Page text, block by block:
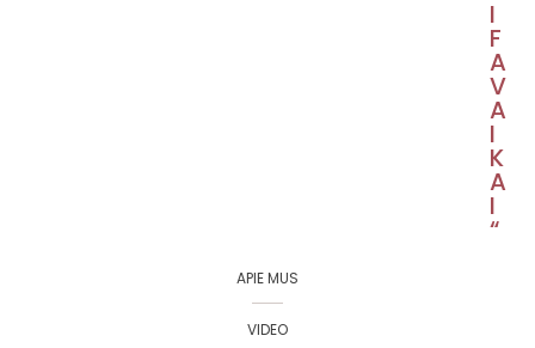
I
F
A
V
A
I
K
A
I
“
APIE MUS
VIDEO